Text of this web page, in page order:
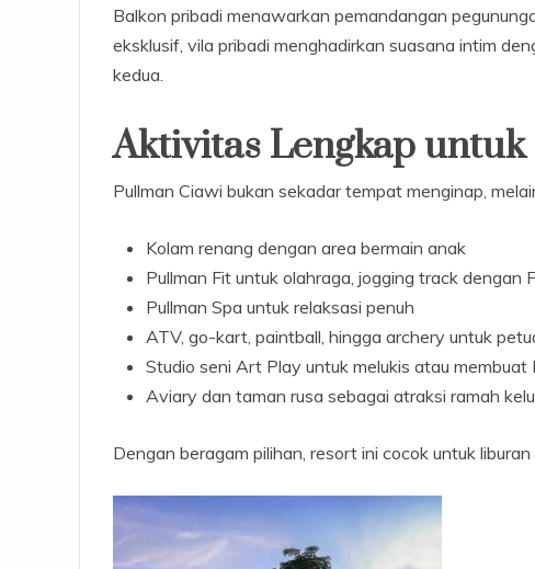
Balkon pribadi menawarkan pemandangan
eksklusif, vila pribadi menghadirkan suasana intim
kedua.
Aktivitas Lengkap untuk
Pullman Ciawi bukan sekadar tempat menginap,
Kolam renang dengan area bermain anak
Pullman Fit untuk olahraga, jogging track dengan
Pullman Spa untuk relaksasi penuh
ATV, go-kart, paintball, hingga archery untuk
Studio seni Art Play untuk melukis atau membuat
Aviary dan taman rusa sebagai atraksi ramah
Dengan beragam pilihan, resort ini cocok untuk